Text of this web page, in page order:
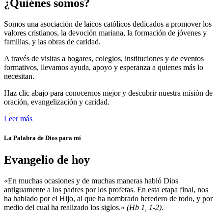
¿Quiénes somos?
Somos una asociación de laicos católicos dedicados a promover los
valores cristianos, la devoción mariana, la formación de jóvenes y
familias, y las obras de caridad.
A través de visitas a hogares, colegios, instituciones y de eventos
formativos, llevamos ayuda, apoyo y esperanza a quienes más lo
necesitan.
Haz clic abajo para conocernos mejor y descubrir nuestra misión de
oración, evangelización y caridad.
Leer más
La Palabra de Dios para mí
Evangelio de hoy
«En muchas ocasiones y de muchas maneras habló Dios
antiguamente a los padres por los profetas. En esta etapa final, nos
ha hablado por el Hijo, al que ha nombrado heredero de todo, y por
medio del cual ha realizado los siglos.» (Hb 1, 1-2).